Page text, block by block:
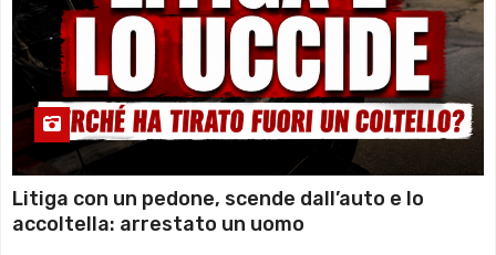
Litiga con un pedone, scende dall’auto e lo
accoltella: arrestato un uomo